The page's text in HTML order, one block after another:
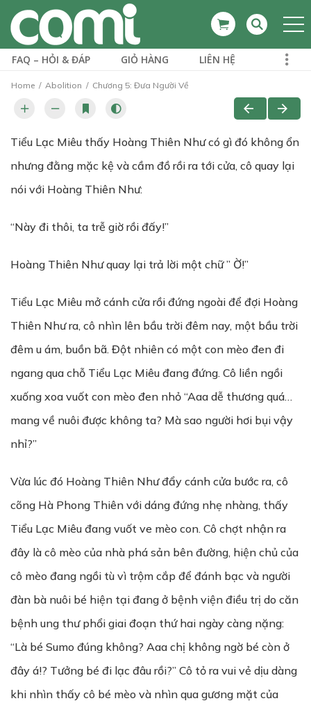
FAQ – HỎI & ĐÁP GIỎ HÀNG LIÊN HỆ
Home Abolition Chương 5: Đưa Người Về
Tiểu Lạc Miêu thấy Hoàng Thiên Như có gì đó không ổn
nhưng đằng mặc kệ và cầm đồ rồi ra tới cửa, cô quay lại
nói với Hoàng Thiên Như:
“Này đi thôi, ta trễ giờ rồi đấy!”
Hoàng Thiên Như quay lại trả lời một chữ ” Ờ!”
Tiểu Lạc Miêu mở cánh cửa rồi đứng ngoài để đợi Hoàng
Thiên Như ra, cô nhìn lên bầu trời đêm nay, một bầu trời
đêm u ám, buồn bã. Đột nhiên có một con mèo đen đi
ngang qua chỗ Tiểu Lạc Miêu đang đứng. Cô liền ngồi
xuống xoa vuốt con mèo đen nhỏ “Aaa dễ thương quá…
mang về nuôi được không ta? Mà sao người hơi bụi vậy
nhỉ?”
Vừa lúc đó Hoàng Thiên Như đẩy cánh cửa bước ra, cô
cõng Hà Phong Thiên với dáng đứng nhẹ nhàng, thấy
Tiểu Lạc Miêu đang vuốt ve mèo con. Cô chợt nhận ra
đây là cô mèo của nhà phá sản bên đường, hiện chủ của
cô mèo đang ngồi tù vì trộm cắp để đánh bạc và người
đàn bà nuôi bé hiện tại đang ở bệnh viện điều trị do căn
bệnh ung thư phổi giai đoạn thứ hai ngày càng nặng:
“Là bé Sumo đúng không? Aaa chị không ngờ bé còn ở
đây á!? Tưởng bé đi lạc đâu rồi?” Cô tỏ ra vui vẻ dịu dàng
khi nhìn thấy cô bé mèo và nhìn qua gương mặt của